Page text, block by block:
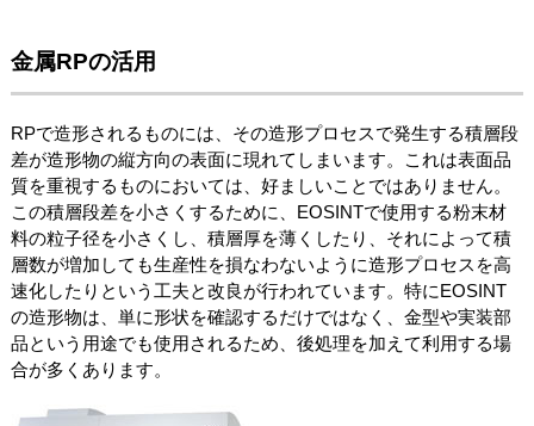
金属RPの活用
RPで造形されるものには、その造形プロセスで発生する積層段
差が造形物の縦方向の表面に現れてしまいます。これは表面品
質を重視するものにおいては、好ましいことではありません。
この積層段差を小さくするために、EOSINTで使用する粉末材
料の粒子径を小さくし、積層厚を薄くしたり、それによって積
層数が増加しても生産性を損なわないように造形プロセスを高
速化したりという工夫と改良が行われています。特にEOSINT
の造形物は、単に形状を確認するだけではなく、金型や実装部
品という用途でも使用されるため、後処理を加えて利用する場
合が多くあります。